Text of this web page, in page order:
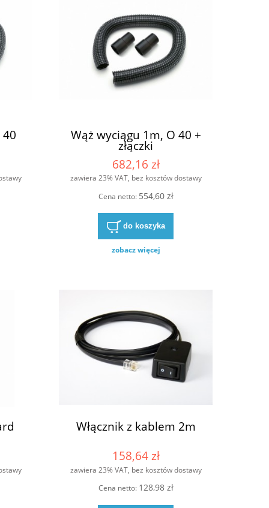
Wąż wyciągu 1m, O 40 +
złączki
682,16 zł
zawiera 23% VAT, bez kosztów dostawy
Cena netto: 554,60 zł
do koszyka
zobacz więcej
Włącznik z kablem 2m
158,64 zł
zawiera 23% VAT, bez kosztów dostawy
Cena netto: 128,98 zł